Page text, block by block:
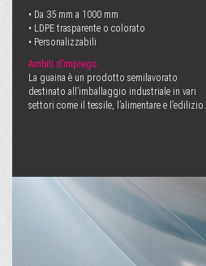
• Da 35 mm a 1000 mm
• LDPE trasparente o colorato
• Personalizzabili
Ambiti d’impiego :
La guaina è un prodotto semilavorato
destinato all’imballaggio industriale in vari
settori come il tessile, l’alimentare e l’edilizio.